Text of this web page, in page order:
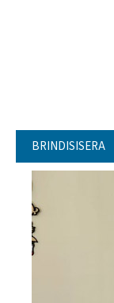
BRINDISISERA